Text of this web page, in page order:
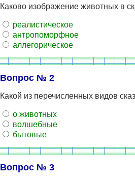
Каково изображение животных в
реалистическое
антропоморфное
аллегорическое
Вопрос № 2
Какой из перечисленных видов
о животных
волшебные
бытовые
Вопрос № 3